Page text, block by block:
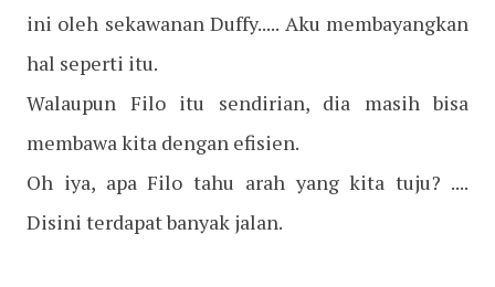
ini oleh sekawanan Duffy..... Aku membayangkan
hal seperti itu.
Walaupun Filo itu sendirian, dia masih bisa
membawa kita dengan efisien.
Oh iya, apa Filo tahu arah yang kita tuju? ....
Disini terdapat banyak jalan.